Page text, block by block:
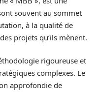
souvent au sommet
à la qualité de
projets qu’ils mènent.
rigoureuse et
complexes. Le
approfondie de